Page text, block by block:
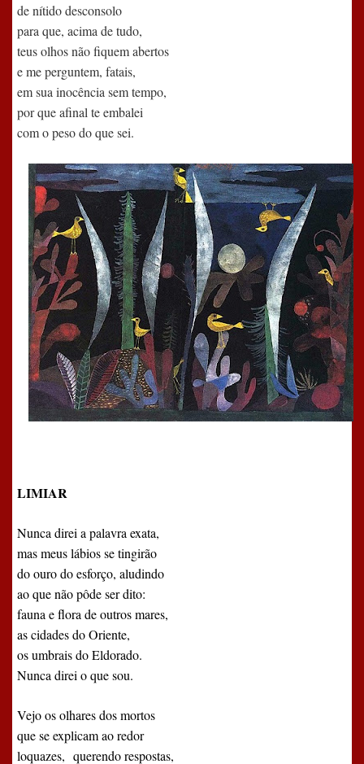
de nítido desconsolo
para que, acima de tudo,
teus olhos não fiquem abertos
e me perguntem, fatais,
em sua inocência sem tempo,
por que afinal te embalei
com o peso do que sei.
LIMIAR
Nunca direi a palavra exata,
mas meus lábios se tingirão
do ouro do esforço, aludindo
ao que não pôde ser dito:
fauna e flora de outros mares,
as cidades do Oriente,
os umbrais do Eldorado.
Nunca direi o que sou.
Vejo os olhares dos mortos
que se explicam ao redor
loquazes, querendo respostas,